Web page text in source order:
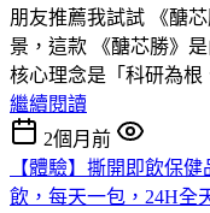
朋友推薦我試試 《醣
景，這款 《醣芯勝》
核心理念是「科研為根
繼續閱讀
2個月前
【體驗】撕開即飲保
飲，每天一包，24H全